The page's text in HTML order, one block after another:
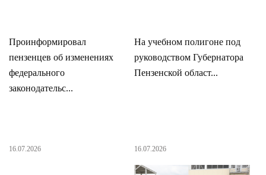
Проинформировал
пензенцев об изменениях
федерального
законодательс...
16.07.2026
На учебном полигоне под
руководством Губернатора
Пензенской област...
16.07.2026